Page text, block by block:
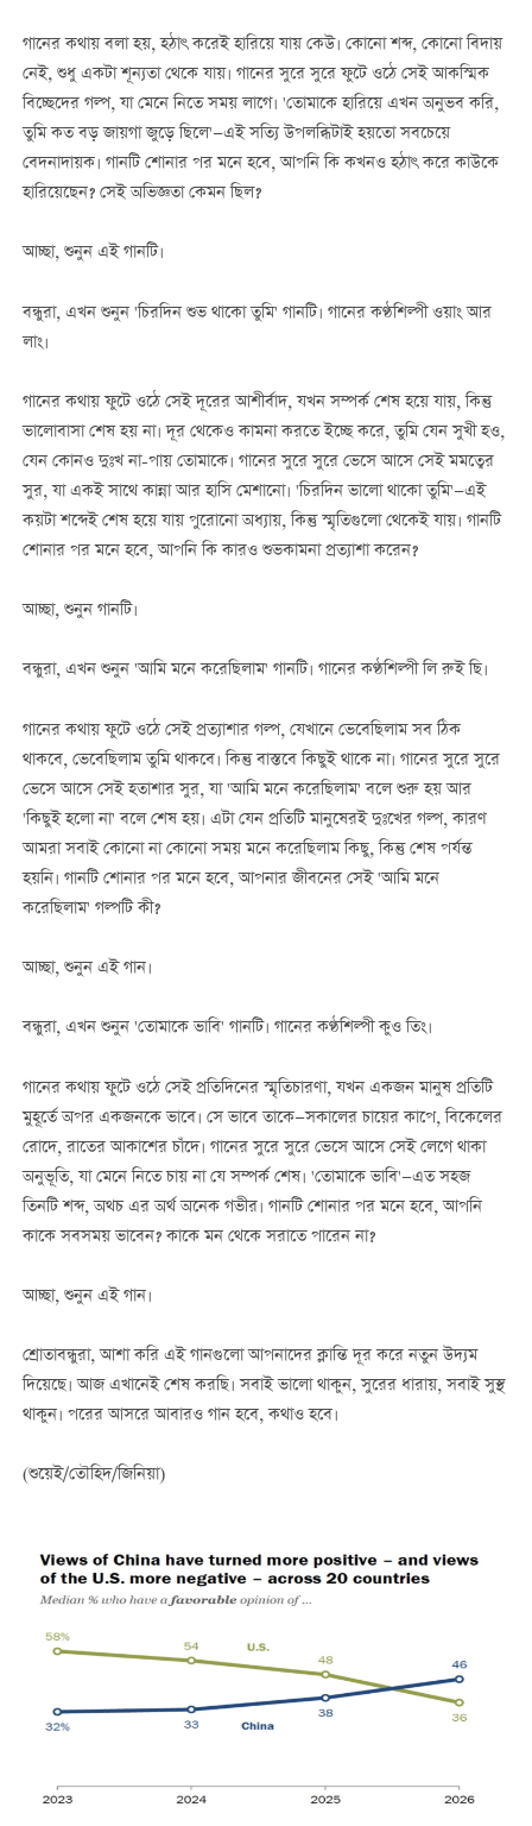
গানের কথায় বলা হয়, হঠাৎ করেই হারিয়ে যায় কেউ। কোনো শব্দ, কোনো বিদায়
নেই, শুধু একটা শূন্যতা থেকে যায়। গানের সুরে সুরে ফুটে ওঠে সেই আকস্মিক
বিচ্ছেদের গল্প, যা মেনে নিতে সময় লাগে। 'তোমাকে হারিয়ে এখন অনুভব করি,
তুমি কত বড় জায়গা জুড়ে ছিলে'—এই সত্যি উপলব্ধিটাই হয়তো সবচেয়ে
বেদনাদায়ক। গানটি শোনার পর মনে হবে, আপনি কি কখনও হঠাৎ করে কাউকে
হারিয়েছেন? সেই অভিজ্ঞতা কেমন ছিল?
আচ্ছা, শুনুন এই গানটি।
বন্ধুরা, এখন শুনুন 'চিরদিন শুভ থাকো তুমি' গানটি। গানের কণ্ঠশিল্পী ওয়াং আর
লাং।
গানের কথায় ফুটে ওঠে সেই দূরের আশীর্বাদ, যখন সম্পর্ক শেষ হয়ে যায়, কিন্তু
ভালোবাসা শেষ হয় না। দূর থেকেও কামনা করতে ইচ্ছে করে, তুমি যেন সুখী হও,
যেন কোনও দুঃখ না-পায় তোমাকে। গানের সুরে সুরে ভেসে আসে সেই মমত্বের
সুর, যা একই সাথে কান্না আর হাসি মেশানো। 'চিরদিন ভালো থাকো তুমি'—এই
কয়টা শব্দেই শেষ হয়ে যায় পুরোনো অধ্যায়, কিন্তু স্মৃতিগুলো থেকেই যায়। গানটি
শোনার পর মনে হবে, আপনি কি কারও শুভকামনা প্রত্যাশা করেন?
আচ্ছা, শুনুন গানটি।
বন্ধুরা, এখন শুনুন 'আমি মনে করেছিলাম' গানটি। গানের কণ্ঠশিল্পী লি রুই ছি।
গানের কথায় ফুটে ওঠে সেই প্রত্যাশার গল্প, যেখানে ভেবেছিলাম সব ঠিক
থাকবে, ভেবেছিলাম তুমি থাকবে। কিন্তু বাস্তবে কিছুই থাকে না। গানের সুরে সুরে
ভেসে আসে সেই হতাশার সুর, যা 'আমি মনে করেছিলাম' বলে শুরু হয় আর
'কিছুই হলো না' বলে শেষ হয়। এটা যেন প্রতিটি মানুষেরই দুঃখের গল্প, কারণ
আমরা সবাই কোনো না কোনো সময় মনে করেছিলাম কিছু, কিন্তু শেষ পর্যন্ত
হয়নি। গানটি শোনার পর মনে হবে, আপনার জীবনের সেই 'আমি মনে
করেছিলাম' গল্পটি কী?
আচ্ছা, শুনুন এই গান।
বন্ধুরা, এখন শুনুন 'তোমাকে ভাবি' গানটি। গানের কণ্ঠশিল্পী কুও তিং।
গানের কথায় ফুটে ওঠে সেই প্রতিদিনের স্মৃতিচারণা, যখন একজন মানুষ প্রতিটি
মুহূর্তে অপর একজনকে ভাবে। সে ভাবে তাকে—সকালের চায়ের কাপে, বিকেলের
রোদে, রাতের আকাশের চাঁদে। গানের সুরে সুরে ভেসে আসে সেই লেগে থাকা
অনুভূতি, যা মেনে নিতে চায় না যে সম্পর্ক শেষ। 'তোমাকে ভাবি'—এত সহজ
তিনটি শব্দ, অথচ এর অর্থ অনেক গভীর। গানটি শোনার পর মনে হবে, আপনি
কাকে সবসময় ভাবেন? কাকে মন থেকে সরাতে পারেন না?
আচ্ছা, শুনুন এই গান।
শ্রোতাবন্ধুরা, আশা করি এই গানগুলো আপনাদের ক্লান্তি দূর করে নতুন উদ্যম
দিয়েছে। আজ এখানেই শেষ করছি। সবাই ভালো থাকুন, সুরের ধারায়, সবাই সুস্থ
থাকুন। পরের আসরে আবারও গান হবে, কথাও হবে।
(শুয়েই/তৌহিদ/জিনিয়া)